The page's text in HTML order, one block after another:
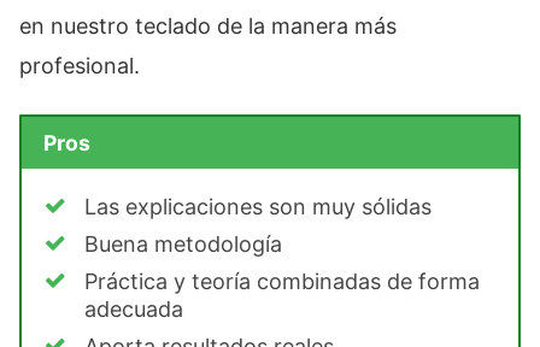
en nuestro teclado de la manera más
profesional.
Pros
Las explicaciones son muy sólidas
Buena metodología
Práctica y teoría combinadas de forma
adecuada